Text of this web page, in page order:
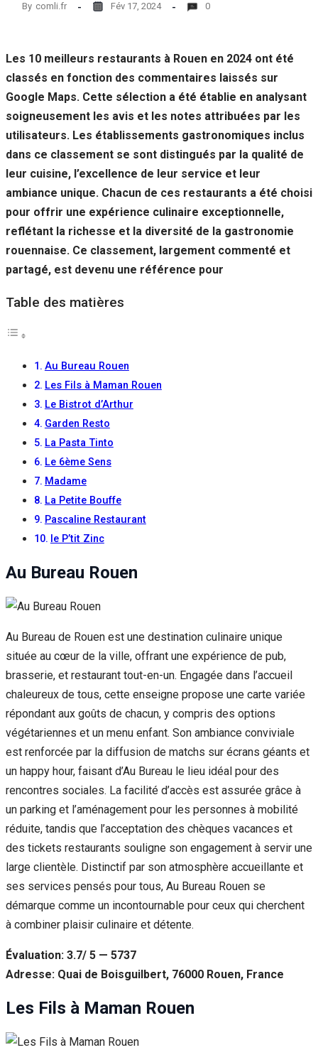
By comli.fr Fév 17, 2024 0
Les 10 meilleurs restaurants à Rouen en 2024 ont été
classés en fonction des commentaires laissés sur
Google Maps. Cette sélection a été établie en analysant
soigneusement les avis et les notes attribuées par les
utilisateurs. Les établissements gastronomiques inclus
dans ce classement se sont distingués par la qualité de
leur cuisine, l’excellence de leur service et leur
ambiance unique. Chacun de ces restaurants a été choisi
pour offrir une expérience culinaire exceptionnelle,
reflétant la richesse et la diversité de la gastronomie
rouennaise. Ce classement, largement commenté et
partagé, est devenu une référence pour
Table des matières
Au Bureau Rouen
Les Fils à Maman Rouen
Le Bistrot d’Arthur
Garden Resto
La Pasta Tinto
Le 6ème Sens
Madame
La Petite Bouffe
Pascaline Restaurant
le P’tit Zinc
Au Bureau Rouen
Au Bureau de Rouen est une destination culinaire unique
située au cœur de la ville, offrant une expérience de pub,
brasserie, et restaurant tout-en-un. Engagée dans l’accueil
chaleureux de tous, cette enseigne propose une carte variée
répondant aux goûts de chacun, y compris des options
végétariennes et un menu enfant. Son ambiance conviviale
est renforcée par la diffusion de matchs sur écrans géants et
un happy hour, faisant d’Au Bureau le lieu idéal pour des
rencontres sociales. La facilité d’accès est assurée grâce à
un parking et l’aménagement pour les personnes à mobilité
réduite, tandis que l’acceptation des chèques vacances et
des tickets restaurants souligne son engagement à servir une
large clientèle. Distinctif par son atmosphère accueillante et
ses services pensés pour tous, Au Bureau Rouen se
démarque comme un incontournable pour ceux qui cherchent
à combiner plaisir culinaire et détente.
Évaluation: 3.7/ 5 — 5737
Adresse: Quai de Boisguilbert, 76000 Rouen, France
Les Fils à Maman Rouen